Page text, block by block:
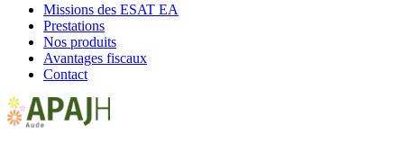
Missions des ESAT EA
Prestations
Nos produits
Avantages fiscaux
Contact